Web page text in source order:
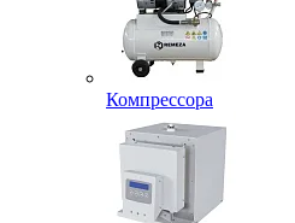
Компрессора